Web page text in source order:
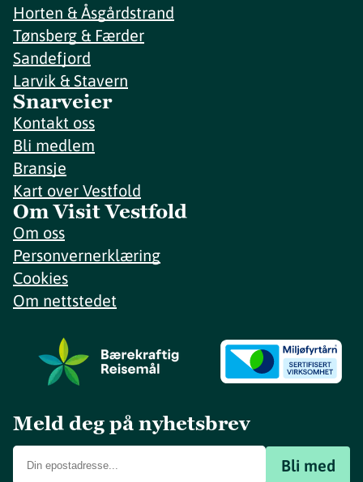
Horten & Åsgårdstrand
Tønsberg & Færder
Sandefjord
Larvik & Stavern
Snarveier
Kontakt oss
Bli medlem
Bransje
Kart over Vestfold
Om Visit Vestfold
Om oss
Personvernerklæring
Cookies
Om nettstedet
Meld deg på nyhetsbrev
Bli med